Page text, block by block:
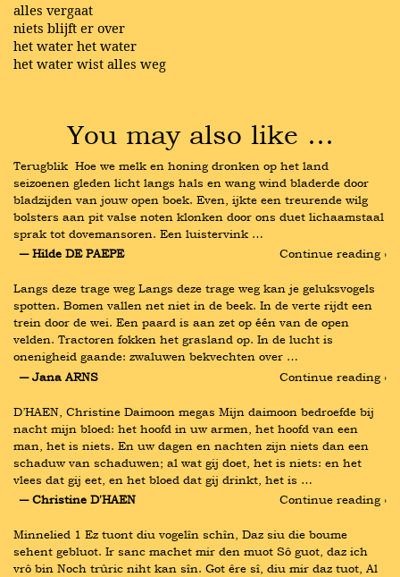
alles vergaat
niets blijft er over
het water het water
het water wist alles weg
You may also like …
Terugblik  Hoe we melk en honing dronken op het land
seizoenen gleden licht langs hals en wang wind bladerde door
bladzijden van jouw open boek. Even, ijkte een treurende wilg
bolsters aan pit valse noten klonken door ons duet lichaamstaal
sprak tot dovemansoren. Een luistervink …
― Hilde DE PAEPE
Continue reading ›
Langs deze trage weg Langs deze trage weg kan je geluksvogels
spotten. Bomen vallen net niet in de beek. In de verte rijdt een
trein door de wei. Een paard is aan zet op één van de open
velden. Tractoren fokken het grasland op. In de lucht is
onenigheid gaande: zwaluwen bekvechten over …
― Jana ARNS
Continue reading ›
D’HAEN, Christine Daimoon megas Mijn daimoon bedroefde bij
nacht mijn bloed: het hoofd in uw armen, het hoofd van een
man, het is niets. En uw dagen en nachten zijn niets dan een
schaduw van schaduwen; al wat gij doet, het is niets: en het
vlees dat gij eet, en het bloed dat gij drinkt, het is …
― Christine D'HAEN
Continue reading ›
Minnelied 1 Ez tuont diu vogelîn schîn, Daz siu die boume
sehent gebluot. Ir sanc machet mir den muot Sô guot, daz ich
vrô bin Noch trûric niht kan sîn. Got êre sî, diu mir daz tuot, Al